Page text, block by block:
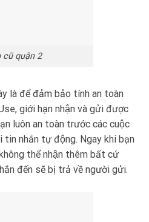
cũ quận 2
là để đảm bảo tính an toàn
giới hạn nhận và gửi được
luôn an toàn trước các cuộc
tin nhắn tự động. Ngay khi bạn
thể nhận thêm bất cứ
đến sẽ bị trả về người gửi.